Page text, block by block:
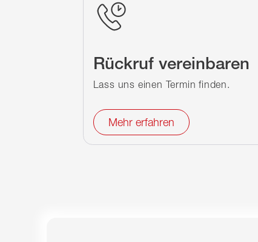
Rückruf vereinbaren
Lass uns einen Termin finden.
Mehr erfahren